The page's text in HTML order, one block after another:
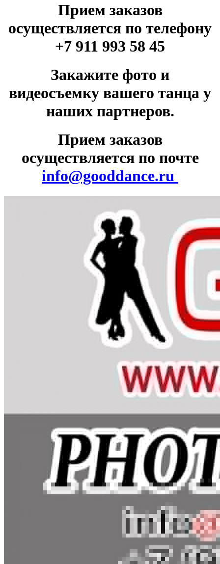
Прием заказов
осуществляется по телефону
+7 911 993 58 45
Закажите фото и
видеосъемку вашего танца у
наших партнеров.
Прием заказов
осуществляется по почте
info@gooddance.ru